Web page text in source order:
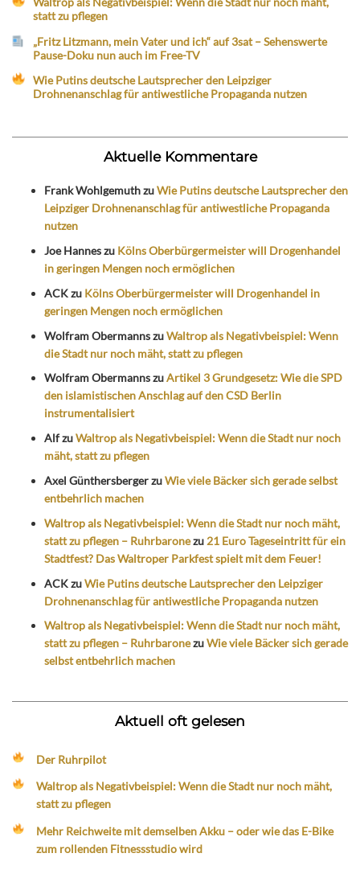
statt zu pflegen
„Fritz Litzmann, mein Vater und ich“ auf 3sat – Sehenswerte
Pause-Doku nun auch im Free-TV
Wie Putins deutsche Lautsprecher den Leipziger
Drohnenanschlag für antiwestliche Propaganda nutzen
Aktuelle Kommentare
Frank WohlgemuthzuWie Putins deutsche Lautsprecher den
Leipziger Drohnenanschlag für antiwestliche Propaganda
nutzen
Joe Hanneszu Kölns Oberbürgermeister will Drogenhandel
in geringen Mengen noch ermöglichen
ACKzu Kölns Oberbürgermeister will Drogenhandel in
geringen Mengen noch ermöglichen
Wolfram ObermannszuWaltrop als Negativbeispiel: Wenn
die Stadt nur noch mäht, statt zu pflegen
Wolfram ObermannszuArtikel 3 Grundgesetz: Wie die SPD
den islamistischen Anschlag auf den CSD Berlin
instrumentalisiert
AlfzuWaltrop als Negativbeispiel: Wenn die Stadt nur noch
mäht, statt zu pflegen
Axel GünthersbergerzuWie viele Bäcker sich gerade selbst
entbehrlich machen
Waltrop als Negativbeispiel: Wenn die Stadt nur noch mäht,
statt zu pflegen – Ruhrbaronezu 21 Euro Tageseintritt für ein
Stadtfest? Das Waltroper Parkfest spielt mit dem Feuer!
ACKzuWie Putins deutsche Lautsprecher den Leipziger
Drohnenanschlag für antiwestliche Propaganda nutzen
Waltrop als Negativbeispiel: Wenn die Stadt nur noch mäht,
statt zu pflegen – RuhrbaronezuWie viele Bäcker sich gerade
selbst entbehrlich machen
Aktuell oft gelesen
Der Ruhrpilot
Waltrop als Negativbeispiel: Wenn die Stadt nur noch mäht,
statt zu pflegen
Mehr Reichweite mit demselben Akku – oder wie das E-Bike
zum rollenden Fitnessstudio wird